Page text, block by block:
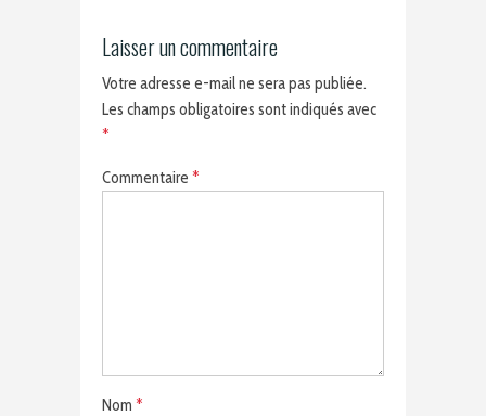
Laisser un commentaire
Votre adresse e-mail ne sera pas publiée.
Les champs obligatoires sont indiqués avec
*
Commentaire *
Nom *